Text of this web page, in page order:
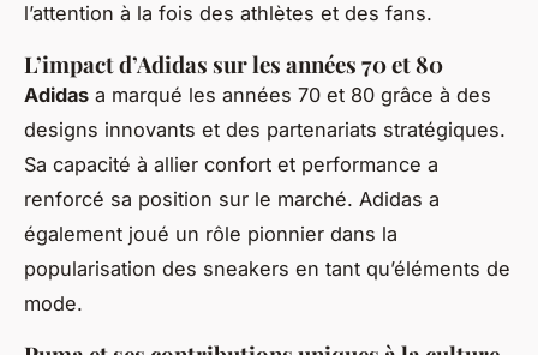
l’attention à la fois des athlètes et des fans.
L’impact d’Adidas sur les années 70 et 80
Adidas a marqué les années 70 et 80 grâce à des
designs innovants et des partenariats stratégiques.
Sa capacité à allier confort et performance a
renforcé sa position sur le marché. Adidas a
également joué un rôle pionnier dans la
popularisation des sneakers en tant qu’éléments de
mode.